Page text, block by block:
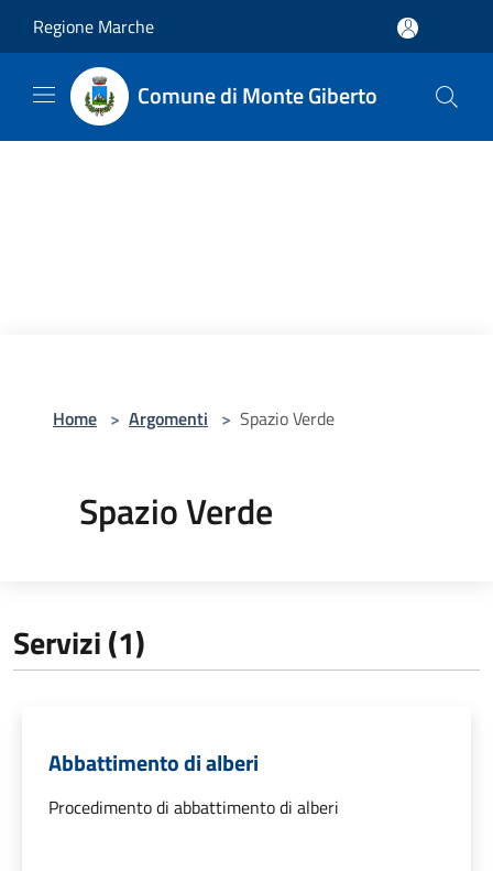
Regione Marche
Comune di Monte Giberto
Home > Argomenti > Spazio Verde
Spazio Verde
Servizi (1)
Abbattimento di alberi
Procedimento di abbattimento di alberi